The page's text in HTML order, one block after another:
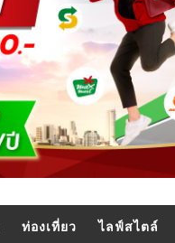
ท่องเที่ยว ไลฟ์สไตล์